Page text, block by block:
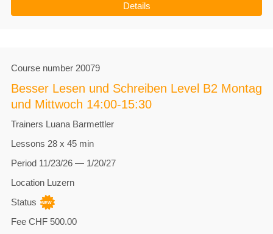
Details
Course number 20079
Besser Lesen und Schreiben Level B2 Montag
und Mittwoch 14:00-15:30
Trainers Luana Barmettler
Lessons 28 x 45 min
Period 11/23/26 — 1/20/27
Location Luzern
Status
Fee CHF 500.00